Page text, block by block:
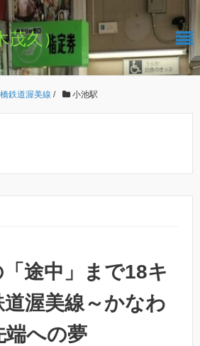
茂久）
鉄道渥美線 / 小池駅
途中」まで18キ
道渥美線～かなわ
端への夢